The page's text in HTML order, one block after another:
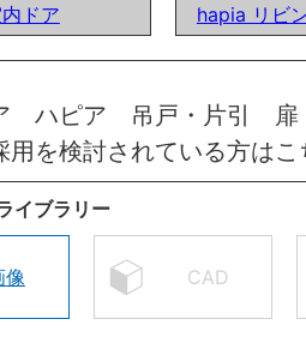
ドア
hapia リビ
ハピア 吊戸・片引
用を検討されている方は
イブラリー
像 CAD